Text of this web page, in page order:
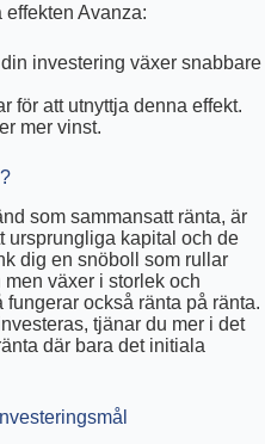
Avanza:
investering växer snabbare
för att utnyttja denna effekt.
mer vinst.
som sammansatt ränta, är
ursprungliga kapital och de
dig en snöboll som rullar
växer i storlek och
också ränta på ränta.
tjänar du mer i det
där bara det initiala